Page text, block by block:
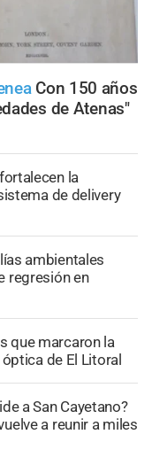
Con 150 años
de Atenas"
la
de delivery
ambientales
regresión en
que marcaron la
de El Litoral
a San Cayetano?
a reunir a miles